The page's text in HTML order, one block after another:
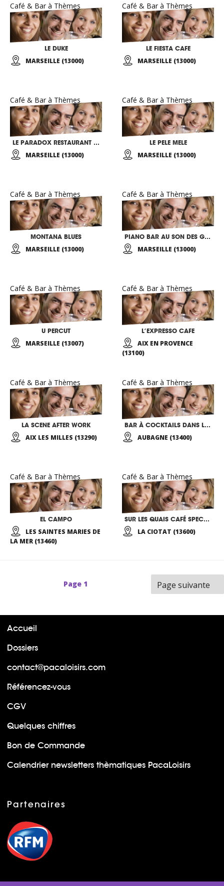
Café & Bar à Thèmes
LE DUKE
MARSEILLE (13000)
Café & Bar à Thèmes
LE FIESTA CAFE
MARSEILLE (13000)
Café & Bar à Thèmes
LE PARADOX RESTAURANT CONCERT
MARSEILLE (13000)
Café & Bar à Thèmes
LE PELE MELE
MARSEILLE (13000)
Café & Bar à Thèmes
MONTANA BLUES
MARSEILLE (13000)
Café & Bar à Thèmes
PIANO BAR AU SON DES GUITARES
MARSEILLE (13000)
Café & Bar à Thèmes
U PERCUT
MARSEILLE (13007)
Café & Bar à Thèmes
L’EXPRESSO CAFE
AIX EN PROVENCE
(13100)
Café & Bar à Thèmes
LA SCENE AFTER WORK
AIX LES MILLES (13290)
Café & Bar à Thèmes
BAR À COCKTAILS DANS LES ARBRES
AUBAGNE (13400)
Café & Bar à Thèmes
EL CAMPO
LES SAINTES MARIES DE
LA MER (13460)
Café & Bar à Thèmes
SUR LES QUAIS CAFÉ SPECTACLES MUSICAUX
LA CIOTAT (13600)
Page 1 Page suivante
Accueil
Dossiers
contact@pacaloisirs.com
Référencez-vous
CGV
Quelques chiffres
Bon de Commande
Calendrier newsletters thèmatiques PacaLoisirs
Partenaires